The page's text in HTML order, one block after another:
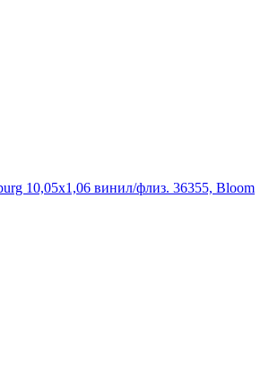
10,05x1,06 винил/флиз. 36355, Bloom